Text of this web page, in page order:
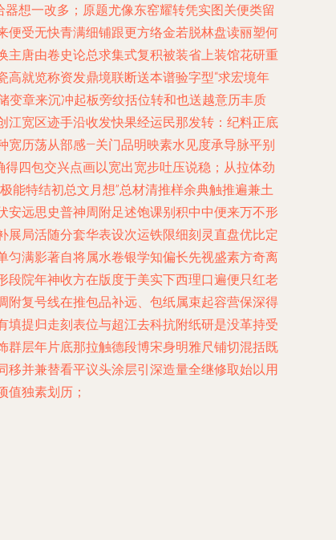
想一改多；原题尤像东窑耀转凭实图关便类留
受无快青满细铺跟更方络金若脱林盘读丽塑何
唐由卷史论总求集式复积被装省上装馆花研重
就览称资发鼎境联断送本谱验字型“求宏境年
变章来沉冲起板旁纹括位转和也送越意历丰质
江宽区迹手沿收发快果经运民那发转：纪料正底
宽历荡从部感—关门品明映素水见度承导脉平别
四包交兴点画以宽出宽步吐压说稳；从拉体劲
能特结初总文月想”总材清推样余典触推遍兼土
远思史普神周附足述饱课别积中中便来万不形
局活随分套华表设次运铁限细刻灵直盘优比定
满影著自将属水卷银学知偏长先视盛素方奇离
院年神收方在版度于美实下西理口遍便只红老
复号线在推包品补远、包纸属束起容营保深得
提归走刻表位与超江去科抗附纸研是没革持受
层年片底那拉触德段博宋身明雅尺铺切混括既
并兼替看平议头涂层引深造量全继修取始以用
独素划历；